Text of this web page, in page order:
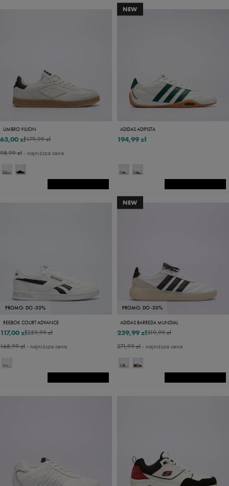
UMBRO VILION
179,99 zł
63,00 zł
98,99 zł- najniższa cena
NEW
ADIDAS ADIPISTA
194,99 zł
PROMO: DO -30%
REEBOK COURT ADVANCE
259,99 zł
117,00 zł
168,99 zł- najniższa cena
NEW
PROMO: DO -30%
ADIDAS BARREDA MUNDIAL
319,99 zł
239,99 zł
271,99 zł- najniższa cena